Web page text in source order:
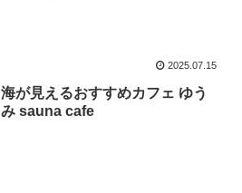
2025.07.15
海が見えるおすすめカフェ ゆう
み sauna cafe